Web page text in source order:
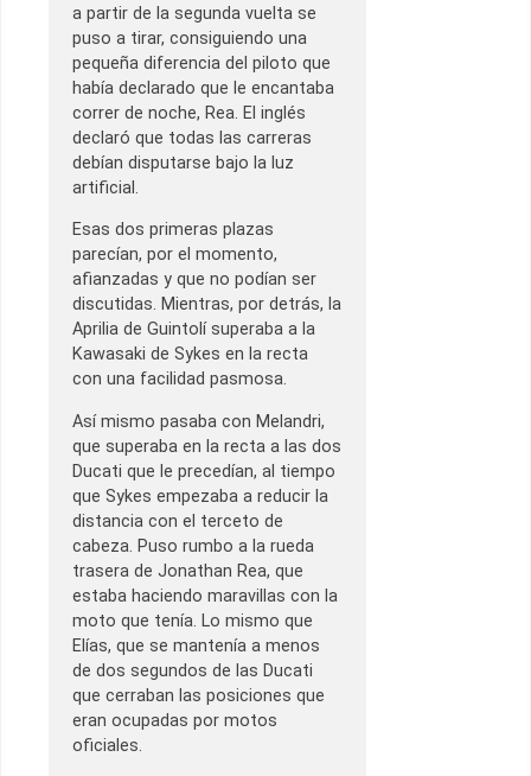
a partir de la segunda vuelta se
puso a tirar, consiguiendo una
pequeña diferencia del piloto que
había declarado que le encantaba
correr de noche, Rea. El inglés
declaró que todas las carreras
debían disputarse bajo la luz
artificial.
Esas dos primeras plazas
parecían, por el momento,
afianzadas y que no podían ser
discutidas. Mientras, por detrás, la
Aprilia de Guintolí superaba a la
Kawasaki de Sykes en la recta
con una facilidad pasmosa.
Así mismo pasaba con Melandri,
que superaba en la recta a las dos
Ducati que le precedían, al tiempo
que Sykes empezaba a reducir la
distancia con el terceto de
cabeza. Puso rumbo a la rueda
trasera de Jonathan Rea, que
estaba haciendo maravillas con la
moto que tenía. Lo mismo que
Elías, que se mantenía a menos
de dos segundos de las Ducati
que cerraban las posiciones que
eran ocupadas por motos
oficiales.